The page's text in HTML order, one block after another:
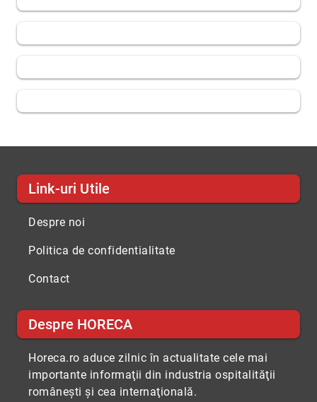
Link-uri Utile
Despre noi
Politica de confidentialitate
Contact
Despre HORECA
Horeca.ro aduce zilnic în actualitate cele mai
importante informaţii din industria ospitalităţii
româneşti şi cea internaţională.